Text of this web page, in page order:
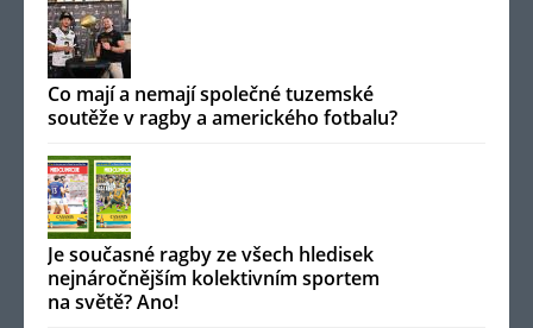
Co mají a nemají společné tuzemské
soutěže v ragby a amerického fotbalu?
Je současné ragby ze všech hledisek
nejnáročnějším kolektivním sportem
na světě? Ano!